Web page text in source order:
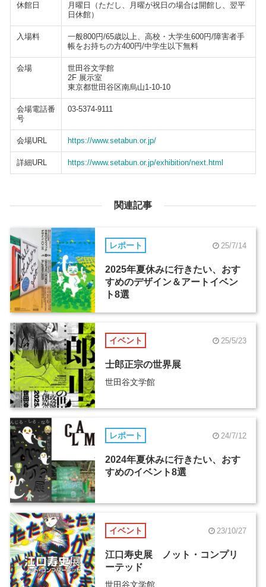
休館日
月曜日（ただし、月曜が祝日の場合は開館し、翌平
日休館）
入場料
一般800円/65歳以上、高校・大学生600円/障害者手
帳をお持ちの方400円/中学生以下無料
会場
世田谷文学館
2F 展示室
東京都世田谷区南烏山1-10-10
会場電話番
号
03-5374-9111
会場URL https://www.setabun.or.jp/
詳細URL https://www.setabun.or.jp/exhibition/next.html
関連記事
レポート 25/7/14
2025年夏休みに行きたい、おす
すめのデザイン＆アートイベン
ト8選
イベント 25/5/23
士郎正宗の世界展
世田谷文学館
レポート 24/7/12
2024年夏休みに行きたい、おす
すめのイベント8選
イベント 23/10/27
江口寿史展 ノット・コンプリ
ーテッド
世田谷文学館